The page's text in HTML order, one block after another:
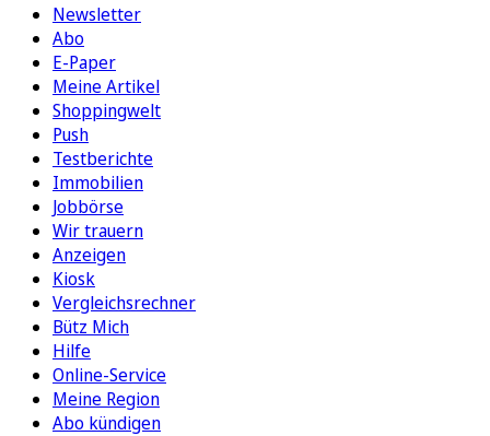
Newsletter
Abo
E-Paper
Meine Artikel
Shoppingwelt
Push
Testberichte
Immobilien
Jobbörse
Wir trauern
Anzeigen
Kiosk
Vergleichsrechner
Bütz Mich
Hilfe
Online-Service
Meine Region
Abo kündigen